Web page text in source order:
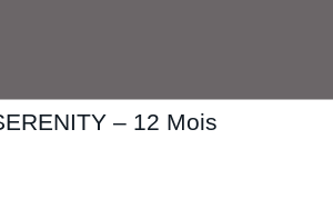
– 12 Mois